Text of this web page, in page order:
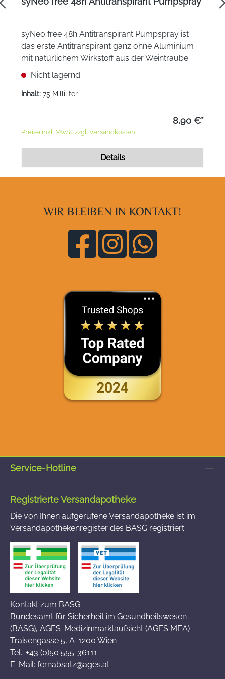
syNeo free 48h Antitranspirant Pumpspray ist
das erste Antitranspirant ganz ohne Aluminium
mit natürlichem Wirkstoff aus der Weintraube.
Nicht lagernd
Inhalt: 75 Milliliter
8,90 €*
Preise inkl. MwSt. zzgl. Versandkosten
Details
WIR BLEIBEN IN KONTAKT!
Service-Hotline
Registrierte Versandapotheke
Die von Ihnen aufgerufene Versandapotheke ist im
Versandapothekenregister des BASG registriert
Kontakt zum BASG
Bundesamt für Sicherheit im Gesundheitswesen
(BASG), AGES-Medizinmarktaufsicht (AGES MEA)
Traisengasse 5, A-1200 Wien
Tel.: +43 (0)50 555-36111
E-Mail: fernabsatz@ages.at